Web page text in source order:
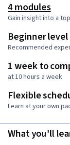
4 modules
Gain insight into a
Beginner level
Recommended
1 week to
at 10 hours a week
Flexible
Learn at your own
What you'll